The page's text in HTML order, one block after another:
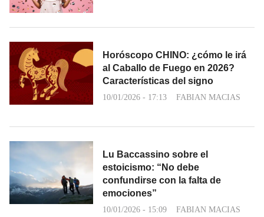
Horóscopo CHINO: ¿cómo le irá
al Caballo de Fuego en 2026?
Características del signo
10/01/2026 - 17:13 FABIAN MACIAS
Lu Baccassino sobre el
estoicismo: “No debe
confundirse con la falta de
emociones”
10/01/2026 - 15:09 FABIAN MACIAS